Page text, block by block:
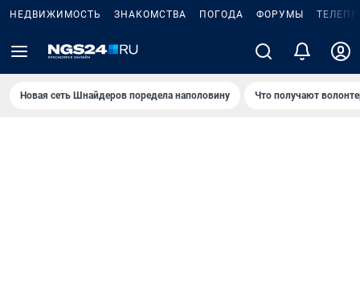
НЕДВИЖИМОСТЬ ЗНАКОМСТВА ПОГОДА ФОРУМЫ
Новая сеть Шнайдеров поредела наполовину Что получают